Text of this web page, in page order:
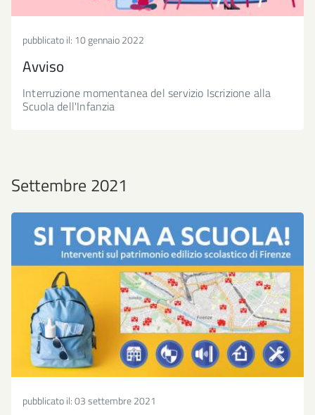
pubblicato il: 10 gennaio 2022
Avviso
Interruzione momentanea del servizio Iscrizione alla
Scuola dell'Infanzia
Settembre 2021
pubblicato il:03 settembre 2021